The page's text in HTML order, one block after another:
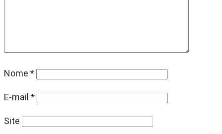
Nome *
E-mail *
Site